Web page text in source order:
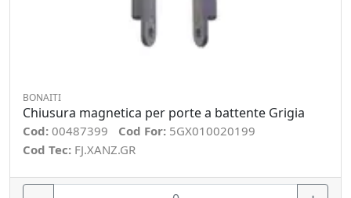
BONAITI
Chiusura magnetica per porte a battente Grigia
Cod: 00487399 Cod For: 5GX010020199
Cod Tec: FJ.XANZ.GR